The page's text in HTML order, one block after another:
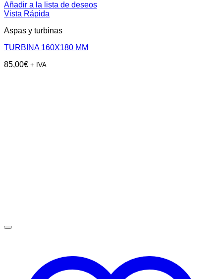
Añadir a la lista de deseos
Vista Rápida
Aspas y turbinas
TURBINA 160X180 MM
85,00€ + IVA